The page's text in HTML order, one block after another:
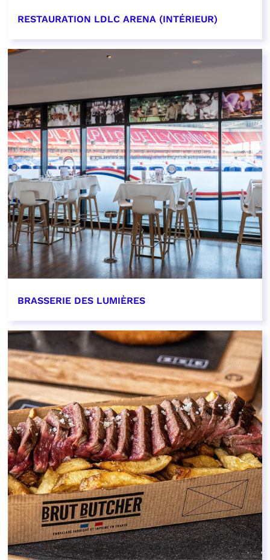
RESTAURATION LDLC ARENA (INTÉRIEUR)
BRASSERIE DES LUMIÈRES
EN SAVOIR PLUS